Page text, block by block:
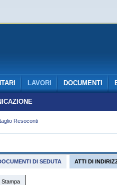
LAVORI DOCUMENTI
Resoconti
DI SEDUTA ATTI DI
Stampa